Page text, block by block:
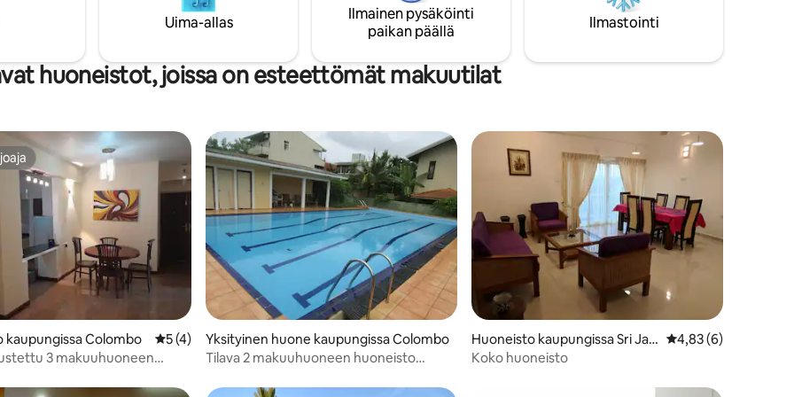
Uima-allas
Ilmainen pysäköinti
paikan päällä
Ilmastointi
huoneistot, joissa on esteettömät makuutilat
5, 334 arvostelua
kaupungissa Colombo Keskimääräinen arvio 5/5, 4 arvostelua
5 (4)
3 makuuhuoneen
Yksityinen huone kaupungissa Colombo
Tilava 2 makuuhuoneen huoneisto
Huoneisto kaupungissa Sri Jay
awardenepura Kotte
Keskimääräinen
4,83 (6)
Koko huoneisto